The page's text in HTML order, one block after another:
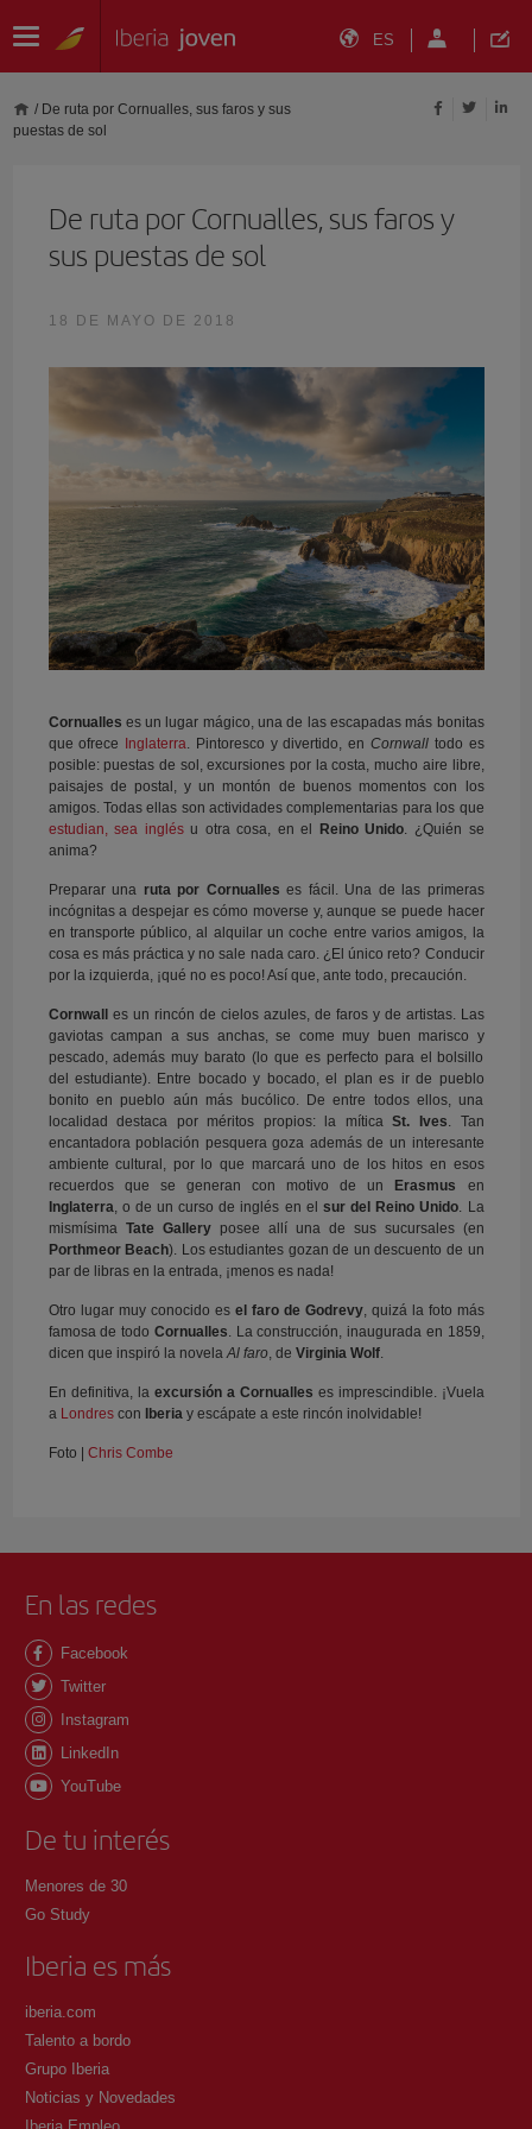
ES
/ De ruta por Cornualles, sus faros y sus
puestas de sol
De ruta por Cornualles, sus faros y
sus puestas de sol
18 DE MAYO DE 2018
Cornualles es un lugar mágico, una de las escapadas más bonitas
que ofrece Inglaterra. Pintoresco y divertido, en Cornwalltodo es
posible: puestas de sol, excursiones por la costa, mucho aire libre,
paisajes de postal, y un montón de buenos momentos con los
amigos. Todas ellas son actividades complementarias para los que
estudian, sea inglésu otra cosa, en el Reino Unido. ¿Quién se
anima?
Preparar una ruta por Cornualles es fácil. Una de las primeras
incógnitas a despejar es cómo moverse y, aunque se puede hacer
en transporte público, al alquilar un coche entre varios amigos, la
cosa es más práctica y no sale nada caro. ¿El único reto? Conducir
por la izquierda, ¡qué no es poco! Así que, ante todo, precaución.
Cornwalles un rincón de cielos azules, de faros y de artistas. Las
gaviotas campan a sus anchas, se come muy buen marisco y
pescado, además muy barato (lo que es perfecto para el bolsillo
del estudiante). Entre bocado y bocado, el plan es ir de pueblo
bonito en pueblo aún más bucólico. De entre todos ellos, una
localidad destaca por méritos propios: la míticaSt. Ives. Tan
encantadora población pesquera goza además de un interesante
ambiente cultural, por lo que marcará uno de los hitos en esos
recuerdos que se generan con motivo de un Erasmus en
Inglaterra, o de un curso de inglés en el sur del Reino Unido. La
mismísima Tate Galleryposee allí una de sus sucursales (en
Porthmeor Beach). Los estudiantes gozan de un descuento de un
par de libras en la entrada, ¡menos es nada!
Otro lugar muy conocido es el faro de Godrevy, quizá la foto más
famosa de todo Cornualles. La construcción, inaugurada en 1859,
dicen que inspiró la novelaAl faro, de Virginia Wolf.
En definitiva, la excursión a Cornualles es imprescindible. ¡Vuela
a Londrescon Iberiay escápate a este rincón inolvidable!
Foto | Chris Combe
En las redes
Facebook
Twitter
Instagram
LinkedIn
YouTube
De tu interés
Menores de 30
Go Study
Iberia es más
iberia.com
Talento a bordo
Grupo Iberia
Noticias y Novedades